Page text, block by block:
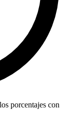
porcentajes con